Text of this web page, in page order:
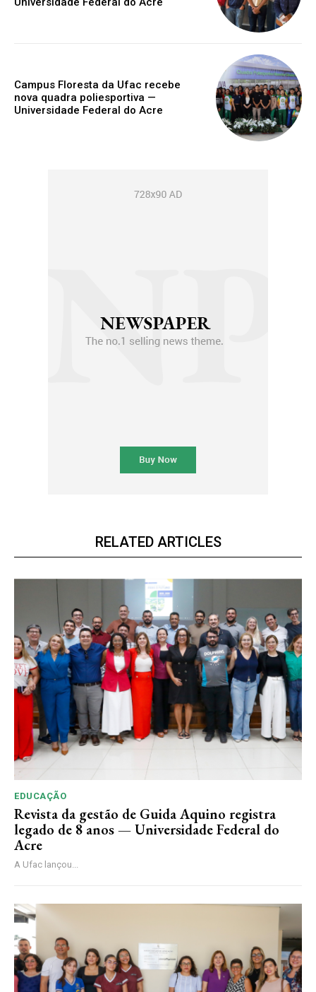
Campus Floresta da Ufac recebe
nova quadra poliesportiva —
Universidade Federal do Acre
RELATED ARTICLES
EDUCAÇÃO
Revista da gestão de Guida Aquino registra
legado de 8 anos — Universidade Federal do
Acre
A Ufac lançou...